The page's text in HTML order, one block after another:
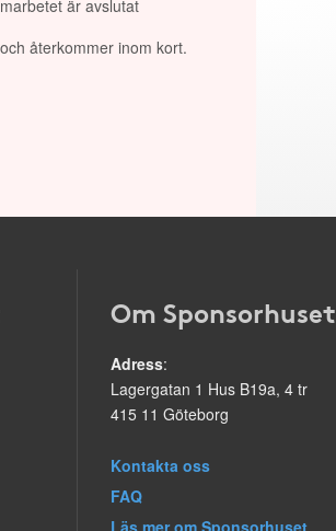
är avslutat
återkommer inom kort.
Om Sponsorhuset
Adress:
Lagergatan 1 Hus B19a, 4 tr
415 11 Göteborg
Kontakta oss
FAQ
Läs mer om Sponsorhuset